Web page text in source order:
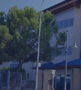
PRODOTTI
NORMATIVE
MEDIA
DOWNLOAD
SERVIZIO